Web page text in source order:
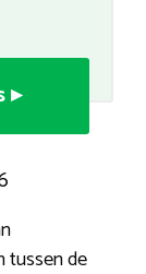
▸
tussen de